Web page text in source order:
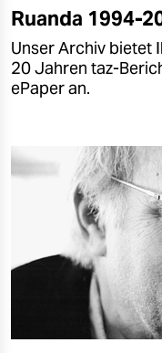
Ruanda 1994-
Unser Archiv bietet
20 Jahren taz-
ePaper an.